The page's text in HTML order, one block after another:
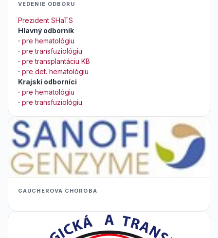
VEDENIE ODBORU
Prezident SHaTS
Hlavný odborník
· pre hematológiu
· pre transfuziológiu
· pre transplantáciu KB
· pre det. hematológiu
Krajskí odborníci
· pre hematológiu
· pre transfuziológiu
GAUCHEROVA CHOROBA